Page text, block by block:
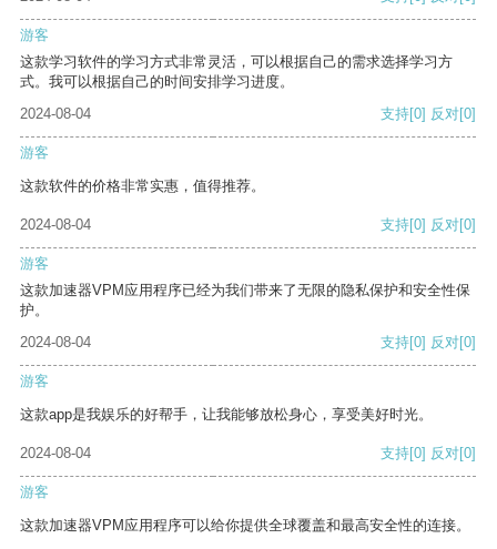
游客
这款学习软件的学习方式非常灵活，可以根据自己的需求选择学习方
式。我可以根据自己的时间安排学习进度。
2024-08-04
支持[0] 反对[0]
游客
这款软件的价格非常实惠，值得推荐。
2024-08-04 支持[0] 反对[0]
游客
这款加速器VPM应用程序已经为我们带来了无限的隐私保护和安全性保
护。
2024-08-04
支持[0] 反对[0]
游客
这款app是我娱乐的好帮手，让我能够放松身心，享受美好时光。
2024-08-04 支持[0] 反对[0]
游客
这款加速器VPM应用程序可以给你提供全球覆盖和最高安全性的连接。